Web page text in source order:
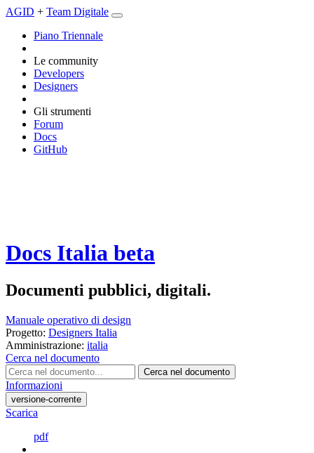
AGID + Team Digitale
Piano Triennale
Le community
Developers
Designers
Gli strumenti
Forum
Docs
GitHub
Docs Italia beta
Documenti pubblici, digitali.
Manuale operativo di design
Progetto: Designers Italia
Amministrazione: italia
Cerca nel documento
Cerca nel documento
Informazioni
versione-corrente
Scarica
pdf